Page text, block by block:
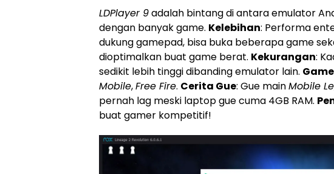
LDPlayer 9adalah bintang di antara emulator
dengan banyak game. Kelebihan: Performa
dukung gamepad, bisa buka beberapa game
dioptimalkan buat game berat. Kekurangan:
sedikit lebih tinggi dibanding emulator lain.
Mobile,Free Fire. Cerita Gue: Gue mainMobile
pernah lag meski laptop gue cuma 4GB RAM.
buat gamer kompetitif!